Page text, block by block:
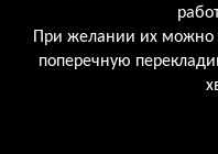
При желании их можно
поперечную